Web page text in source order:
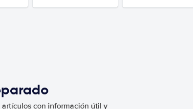
artículos con información útil y